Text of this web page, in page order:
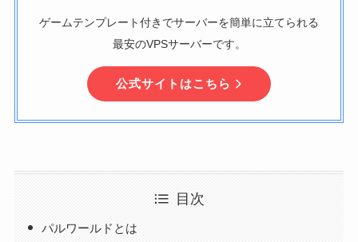
ゲームテンプレート付きでサーバーを簡単に立てられる
最安のVPSサーバーです。
公式サイトはこちら
目次
パルワールドとは